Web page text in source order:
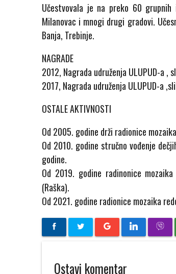
Učestvovala je na preko 60 grupnih
Milanovac i mnogi drugi gradovi.
Banja, Trebinje.
NAGRADE
2012, Nagrada udruženja ULUPUD-a
2017, Nagrada udruženja ULUPUD-a
OSTALE AKTIVNOSTI
Od 2005. godine drži radionice
Od 2010. godine stručno vođenje
godine.
Od 2019. godine radinonice
(Raška).
Od 2021. godine radionice mozaika
Ostavi komentar